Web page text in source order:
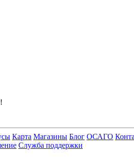
Карта Магазины Блог ОСАГО
Служба поддержки